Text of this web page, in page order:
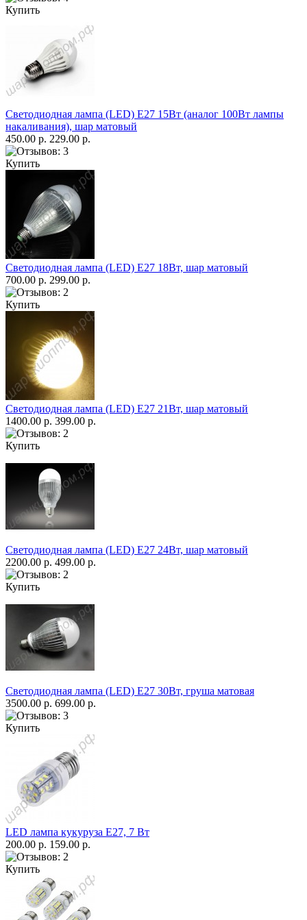
Купить
Светодиодная лампа (LED) Е27 15Вт (аналог 100Вт лампы
накаливания), шар матовый
450.00 р. 229.00 р.
Купить
Светодиодная лампа (LED) Е27 18Вт, шар матовый
700.00 р. 299.00 р.
Купить
Светодиодная лампа (LED) Е27 21Вт, шар матовый
1400.00 р. 399.00 р.
Купить
Светодиодная лампа (LED) Е27 24Вт, шар матовый
2200.00 р. 499.00 р.
Купить
Светодиодная лампа (LED) Е27 30Вт, груша матовая
3500.00 р. 699.00 р.
Купить
LED лампа кукуруза Е27, 7 Вт
200.00 р. 159.00 р.
Купить